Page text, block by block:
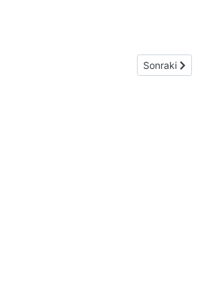
300 Metre Dijital Bebek TelsiziSonraki
Sonraki